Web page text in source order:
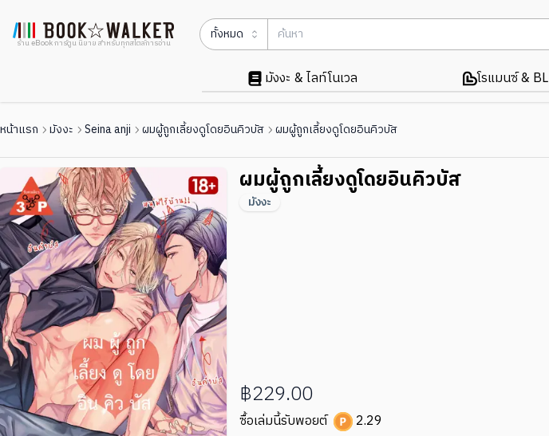
ร้าน eBook การ์ตูน นิยาย สำหรับทุกสไตล์การอ่าน
ทั้งหมด
มังงะ & ไลท์โนเวล โรแมนซ์ & BL
หน้าแรก มังงะ Seina anji ผมผู้ถูกเลี้ยงดูโดยอินคิวบัส ผมผู้ถูกเลี้ยงดูโดยอินคิวบัส
ผมผู้ถูกเลี้ยงดูโดยอินคิวบัส
มังงะ
฿229.00
ซื้อเล่มนี้รับพอยต์ 2.29